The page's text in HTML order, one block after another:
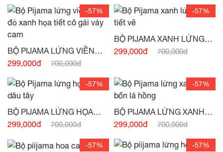
-57%
BỘ PIJAMA LỬNG VIỀN
TAY ĐỎ XANH HỌA TIẾT
HÀNG)
299,000đ 700,000đ
-57%
BỘ PIJAMA XANH LỬNG
HỌA TIẾT VẼ -(HẾT HÀNG)
299,000đ 700,000đ
-57%
BỘ PIJAMA LỬNG HỌA
TIẾT DÂU TÂY -(HẾT
299,000đ 700,000đ
-57%
BỘ PIJAMA LỬNG XANH
CỎ BỐN LÁ HỒNG -
299,000đ 700,000đ
-57% -57%